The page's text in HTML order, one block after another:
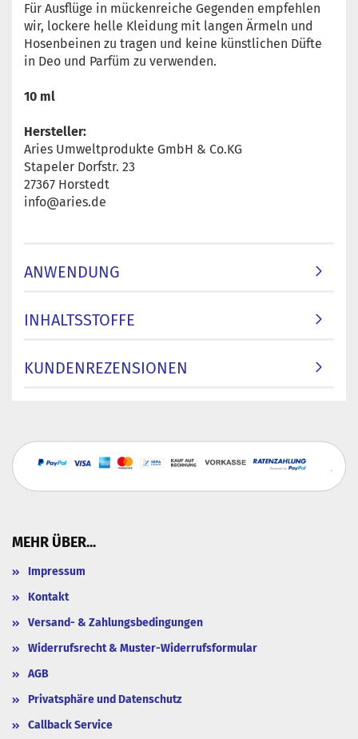
Für Ausflüge in mückenreiche Gegenden empfehlen
wir, lockere helle Kleidung mit langen Ärmeln und
Hosenbeinen zu tragen und keine künstlichen Düfte
in Deo und Parfüm zu verwenden.
10 ml
Hersteller:
Aries Umweltprodukte GmbH & Co.KG
Stapeler Dorfstr. 23
27367 Horstedt
info@aries.de
ANWENDUNG
INHALTSSTOFFE
KUNDENREZENSIONEN
MEHR ÜBER...
Impressum
Kontakt
Versand- & Zahlungsbedingungen
Widerrufsrecht & Muster-Widerrufsformular
AGB
Privatsphäre und Datenschutz
Callback Service